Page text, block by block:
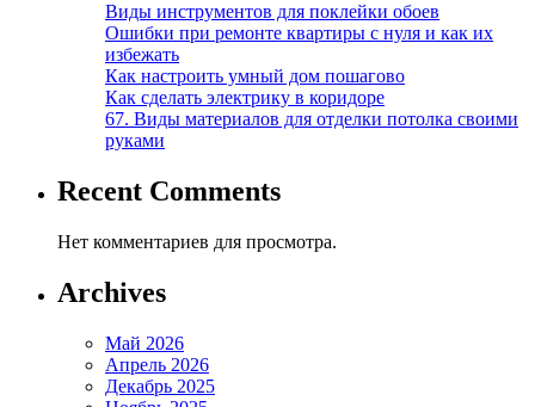
Виды инструментов для поклейки обоев
Ошибки при ремонте квартиры с нуля и как их
избежать
Как настроить умный дом пошагово
Как сделать электрику в коридоре
67. Виды материалов для отделки потолка своими
руками
Recent Comments
Нет комментариев для просмотра.
Archives
Май 2026
Апрель 2026
Декабрь 2025